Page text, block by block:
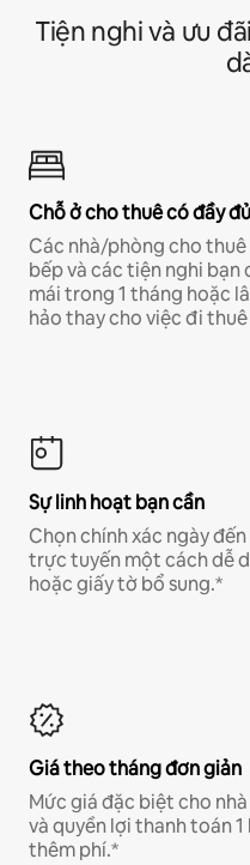
Tiện nghi và ưu
Chỗ ở cho thuê có đầy
Các nhà/phòng cho
bếp và các tiện nghi
mái trong 1 tháng hoặc
hảo thay cho việc đi thuê
Sự linh hoạt bạn cần
Chọn chính xác ngày
trực tuyến một cách dễ
hoặc giấy tờ bổ sung.*
Giá theo tháng đơn giản
Mức giá đặc biệt cho
và quyền lợi thanh toán
thêm phí.*